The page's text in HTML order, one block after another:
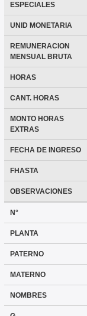
ESPECIALES
UNID MONETARIA
REMUNERACION
MENSUAL BRUTA
HORAS
CANT. HORAS
MONTO HORAS
EXTRAS
FECHA DE INGRESO
FHASTA
OBSERVACIONES
N°
PLANTA
PATERNO
MATERNO
NOMBRES